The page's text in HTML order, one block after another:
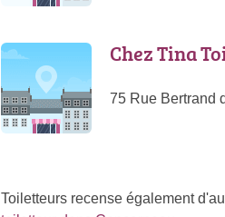
Chez Tina
75 Rue Bertrand
Toiletteurs recense également